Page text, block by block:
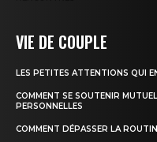
VIE DE COUPLE
LES PETITES ATTENTIONS QUI
COMMENT SE SOUTENIR
PERSONNELLES
COMMENT DÉPASSER LA